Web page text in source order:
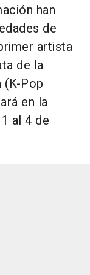
han
de
artista
de la
(K-Pop
en la
al 4 de